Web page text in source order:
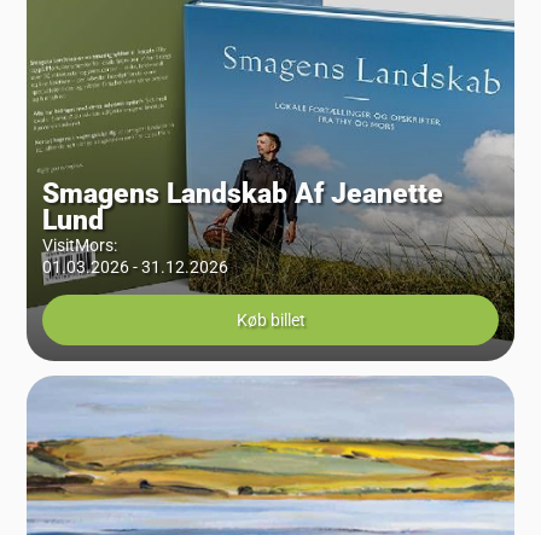
Smagens Landskab Af Jeanette
Lund
VisitMors:
01.03.2026 - 31.12.2026
Køb billet